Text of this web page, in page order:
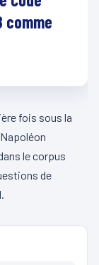
comme
fois sous la
le corpus
de